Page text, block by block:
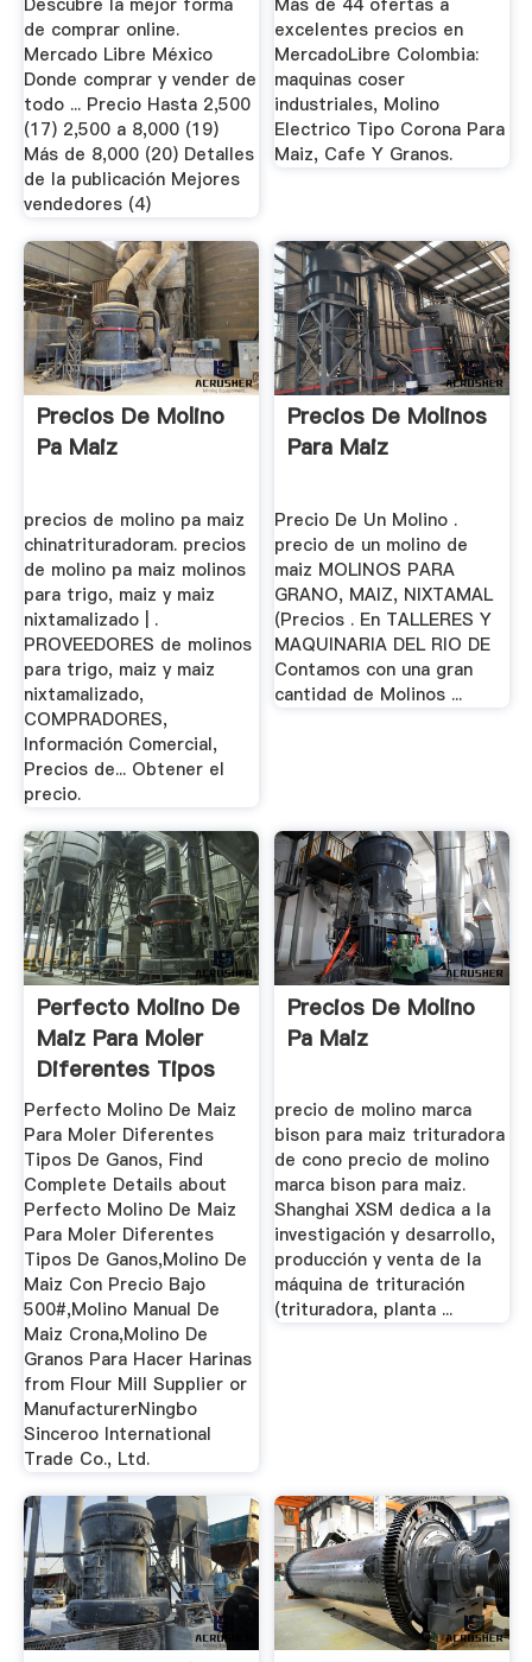
de comprar online.
Mercado Libre México
Donde comprar y vender de
todo ... Precio Hasta 2,500
(17) 2,500 a 8,000 (19)
Más de 8,000 (20) Detalles
de la publicación Mejores
vendedores (4)
excelentes precios en
MercadoLibre Colombia:
maquinas coser
industriales, Molino
Electrico Tipo Corona Para
Maiz, Cafe Y Granos.
Precios De Molino
Pa Maiz
precios de molino pa maiz
chinatrituradoram. precios
de molino pa maiz molinos
para trigo, maiz y maiz
nixtamalizado | .
PROVEEDORES de molinos
para trigo, maiz y maiz
nixtamalizado,
COMPRADORES,
Información Comercial,
Precios de... Obtener el
precio.
Precios De Molinos
Para Maiz
Precio De Un Molino .
precio de un molino de
maiz MOLINOS PARA
GRANO, MAIZ, NIXTAMAL
(Precios . En TALLERES Y
MAQUINARIA DEL RIO DE
Contamos con una gran
cantidad de Molinos ...
Perfecto Molino De
Maiz Para Moler
Diferentes Tipos
De ...
Perfecto Molino De Maiz
Para Moler Diferentes
Tipos De Ganos, Find
Complete Details about
Perfecto Molino De Maiz
Para Moler Diferentes
Tipos De Ganos,Molino De
Maiz Con Precio Bajo
500#,Molino Manual De
Maiz Crona,Molino De
Granos Para Hacer Harinas
from Flour Mill Supplier or
ManufacturerNingbo
Sinceroo International
Trade Co., Ltd.
Precios De Molino
Pa Maiz
precio de molino marca
bison para maiz trituradora
de cono precio de molino
marca bison para maiz.
Shanghai XSM dedica a la
investigación y desarrollo,
producción y venta de la
máquina de trituración
(trituradora, planta ...